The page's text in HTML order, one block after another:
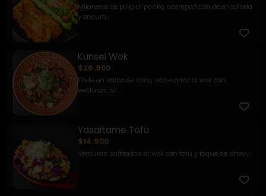
Milanesa de pollo al panko, acompañada de ensalada
y encurti...
Kunsei Wok
$26.900
Filete en salsa de lomo, sobre arroz al wok con
verduras, al...
Yasaitame Tofu
$14.900
Verduras salteadas al wok con tofu y toque de shoyu